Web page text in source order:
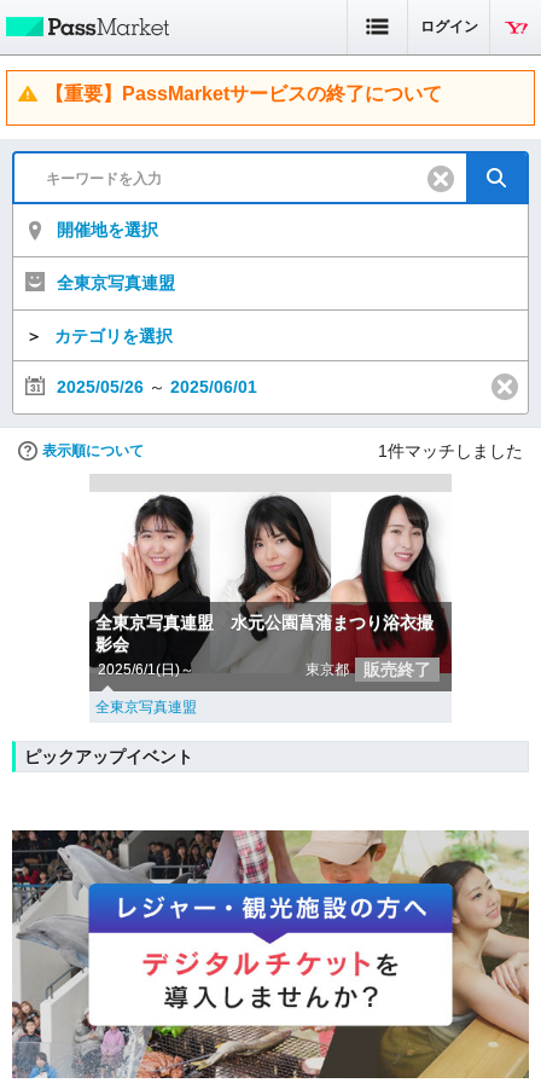
ログイン
【重要】PassMarketサービスの終了について
開催地を選択
全東京写真連盟
＞ カテゴリを選択
2025/05/26 ～ 2025/06/01
表示順について 1件マッチしました
全東京写真連盟 水元公園菖蒲まつり浴衣撮
影会
2025/6/1(日)～ 東京都 販売終了
全東京写真連盟
ピックアップイベント